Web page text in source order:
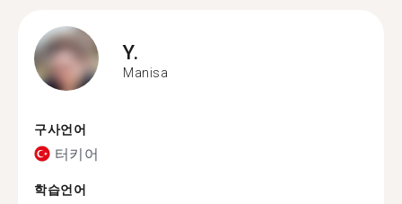
Y.
Manisa
구사언어
터키어
학습언어